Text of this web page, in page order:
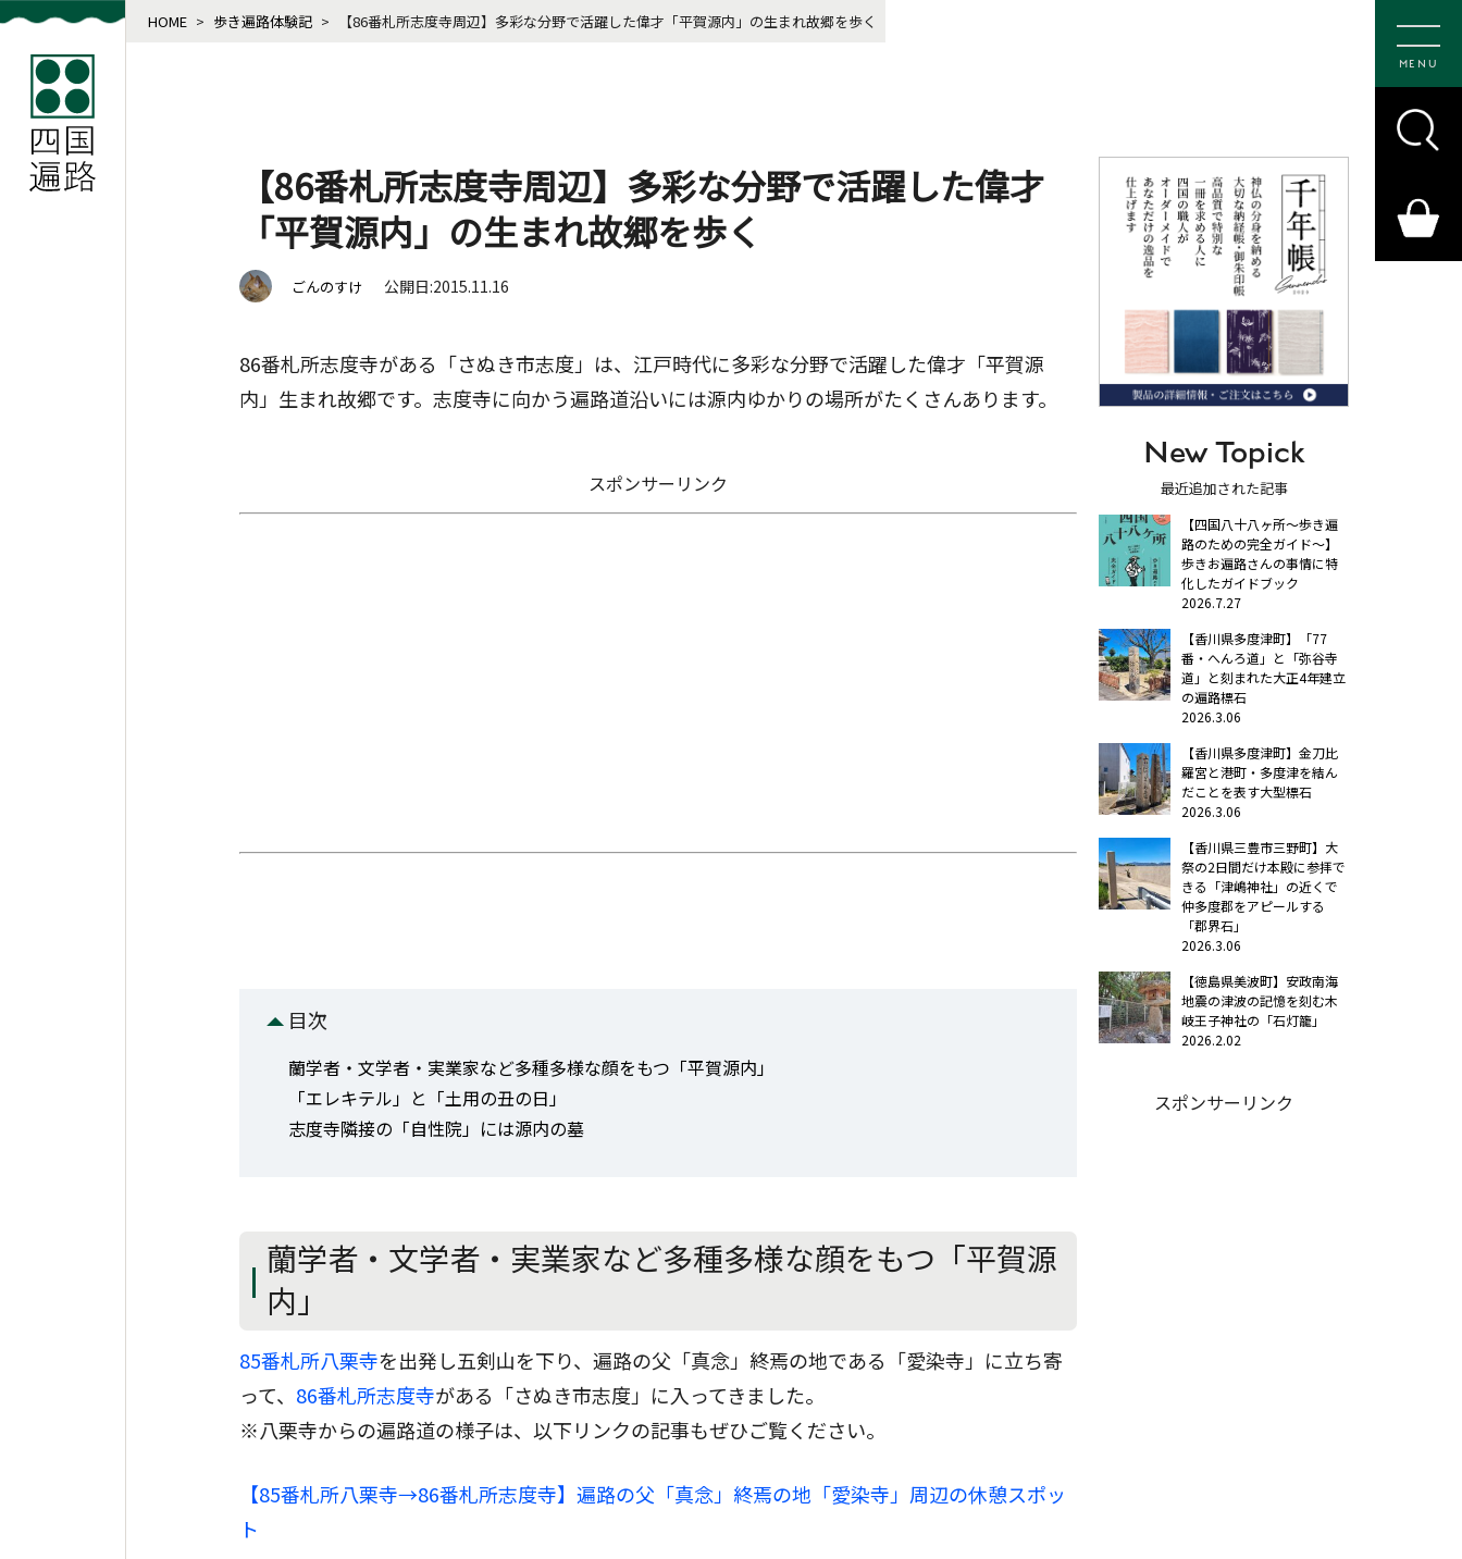
MENU
HOME > 歩き遍路体験記 > 【86番札所志度寺周辺】多彩な分野で活躍した偉才「平賀源内」の生まれ故郷を歩く
【86番札所志度寺周辺】多彩な分野で活躍した偉才
「平賀源内」の生まれ故郷を歩く
ごんのすけ 公開日:2015.11.16
86番札所志度寺がある「さぬき市志度」は、江戸時代に多彩な分野で活躍した偉才「平賀源
内」生まれ故郷です。志度寺に向かう遍路道沿いには源内ゆかりの場所がたくさんあります。
スポンサーリンク
目次
蘭学者・文学者・実業家など多種多様な顔をもつ「平賀源内」
「エレキテル」と「土用の丑の日」
志度寺隣接の「自性院」には源内の墓
蘭学者・文学者・実業家など多種多様な顔をもつ「平賀源
内」
85番札所八栗寺を出発し五剣山を下り、遍路の父「真念」終焉の地である「愛染寺」に立ち寄
って、 86番札所志度寺がある「さぬき市志度」に入ってきました。
※八栗寺からの遍路道の様子は、以下リンクの記事もぜひご覧ください。
【85番札所八栗寺→86番札所志度寺】 遍路の父「真念」終焉の地「愛染寺」周辺の休憩スポッ
ト
New Topick
最近追加された記事
【四国八十八ヶ所～歩き遍
路のための完全ガイド～】
歩きお遍路さんの事情に特
化したガイドブック
2026.7.27
【香川県多度津町】「77
番・へんろ道」と「弥谷寺
道」と刻まれた大正4年建立
の遍路標石
2026.3.06
【香川県多度津町】金刀比
羅宮と港町・多度津を結ん
だことを表す大型標石
2026.3.06
【香川県三豊市三野町】大
祭の2日間だけ本殿に参拝で
きる「津嶋神社」の近くで
仲多度郡をアピールする
「郡界石」
2026.3.06
【徳島県美波町】安政南海
地震の津波の記憶を刻む木
岐王子神社の「石灯籠」
2026.2.02
スポンサーリンク